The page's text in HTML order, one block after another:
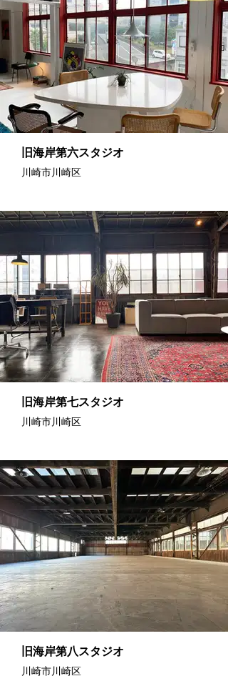
旧海岸第六スタジオ
川崎市川崎区
旧海岸第七スタジオ
川崎市川崎区
旧海岸第八スタジオ
川崎市川崎区